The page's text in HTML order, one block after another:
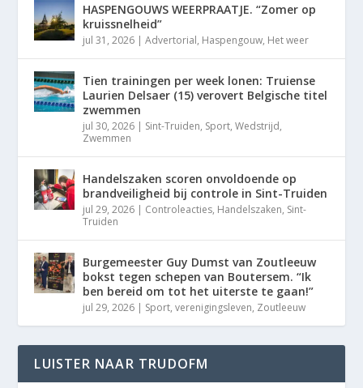
HASPENGOUWS WEERPRAATJE. “Zomer op
kruissnelheid”
jul 31, 2026 |Advertorial, Haspengouw, Het weer
Tien trainingen per week lonen: Truiense
Laurien Delsaer (15) verovert Belgische titel
zwemmen
jul 30, 2026 | Sint-Truiden, Sport,Wedstrijd,
Zwemmen
Handelszaken scoren onvoldoende op
brandveiligheid bij controle in Sint-Truiden
jul 29, 2026 | Controleacties, Handelszaken, Sint-
Truiden
Burgemeester Guy Dumst van Zoutleeuw
bokst tegen schepen van Boutersem. “Ik
ben bereid om tot het uiterste te gaan!”
jul 29, 2026 | Sport,verenigingsleven, Zoutleeuw
LUISTER NAAR TRUDOFM